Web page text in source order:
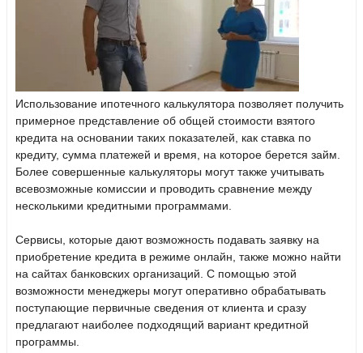
Использование ипотечного калькулятора позволяет получить
примерное представление об общей стоимости взятого
кредита на основании таких показателей, как ставка по
кредиту, сумма платежей и время, на которое берется займ.
Более совершенные калькуляторы могут также учитывать
всевозможные комиссии и проводить сравнение между
несколькими кредитными программами.
Сервисы, которые дают возможность подавать заявку на
приобретение кредита в режиме онлайн, также можно найти
на сайтах банковских организаций. С помощью этой
возможности менеджеры могут оперативно обрабатывать
поступающие первичные сведения от клиента и сразу
предлагают наиболее подходящий вариант кредитной
программы.